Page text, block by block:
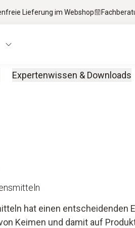
Lieferung im Webshop
Lebensmitteln
Expertenwissen & Downloads
hat einen entscheidenden
Keimen und damit auf